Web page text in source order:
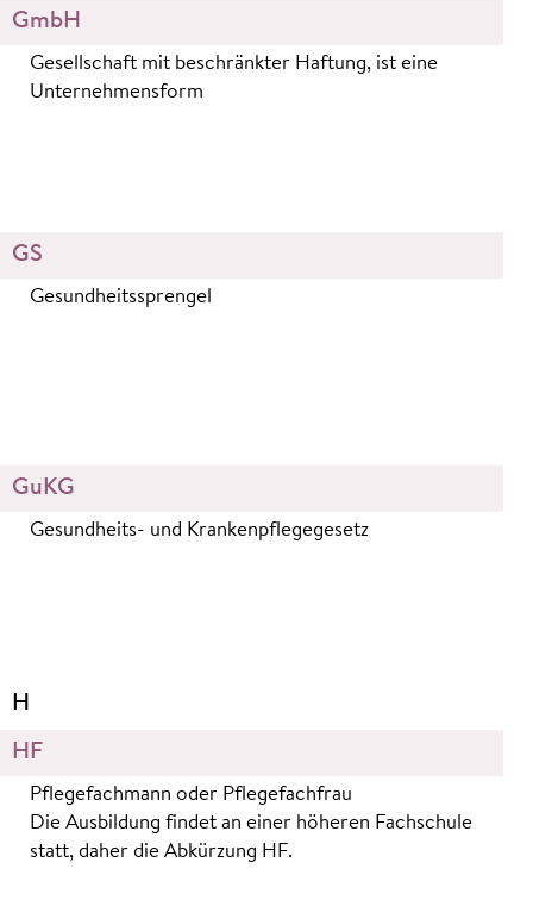
GmbH
Gesellschaft mit beschränkter Haftung, ist eine
Unternehmensform
GS
Gesundheitssprengel
GuKG
Gesundheits- und Krankenpflegegesetz
H
HF
Pflegefachmann oder Pflegefachfrau
Die Ausbildung findet an einer höheren Fachschule
statt, daher die Abkürzung HF.